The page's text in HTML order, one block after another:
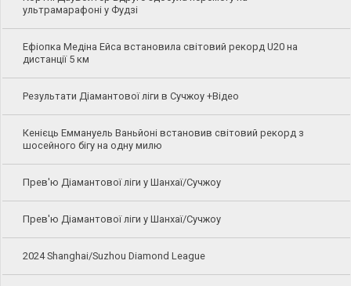
ультрамарафоні у Фудзі
Ефіопка Медіна Ейса встановила світовий рекорд U20 на
дистанції 5 км
Результати Діамантової ліги в Сучжоу +Відео
Кенієць Еммануель Ваньйоні встановив світовий рекорд з
шосейного бігу на одну милю
Прев'ю Діамантової ліги у Шанхаї/Сучжоу
Прев'ю Діамантової ліги у Шанхаї/Сучжоу
2024 Shanghai/Suzhou Diamond League